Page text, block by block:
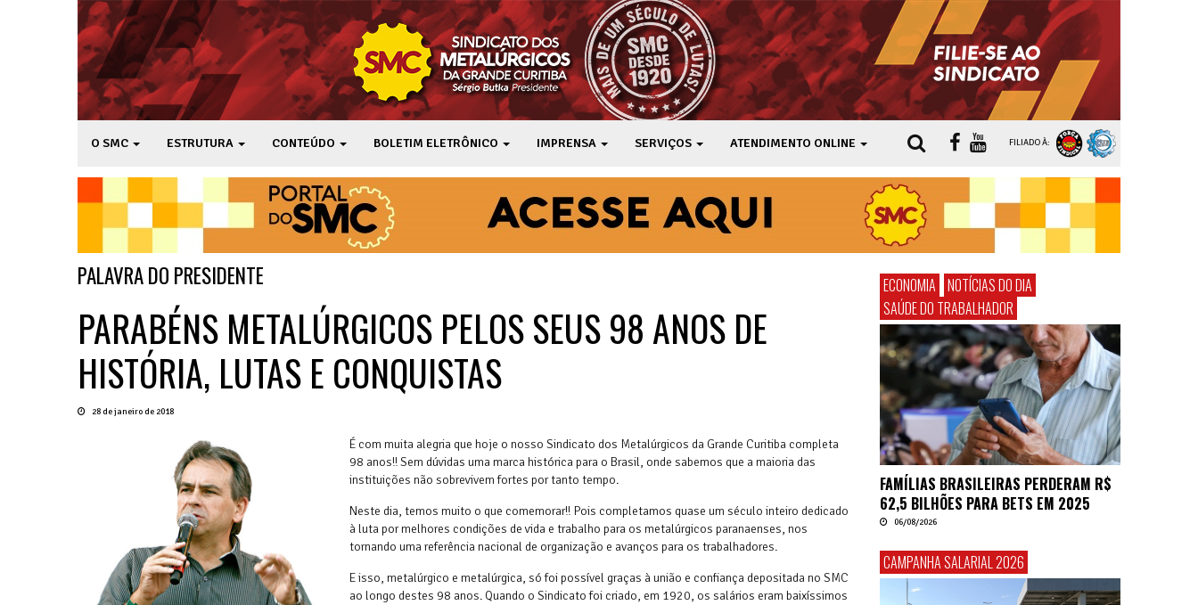
O SMC ESTRUTURA CONTEÚDO BOLETIM ELETRÔNICO IMPRENSA SERVIÇOS ATENDIMENTO ONLINE FILIADO À:
PALAVRA DO PRESIDENTE
PARABÉNS METALÚRGICOS PELOS SEUS 98 ANOS DE
HISTÓRIA, LUTAS E CONQUISTAS
28 de janeiro de 2018
É com muita alegria que hoje o nosso Sindicato dos Metalúrgicos da Grande Curitiba completa
98 anos!! Sem dúvidas uma marca histórica para o Brasil, onde sabemos que a maioria das
instituições não sobrevivem fortes por tanto tempo.
Neste dia, temos muito o que comemorar!! Pois completamos quase um século inteiro dedicado
à luta por melhores condições de vida e trabalho para os metalúrgicos paranaenses, nos
tornando uma referência nacional de organização e avanços para os trabalhadores.
E isso, metalúrgico e metalúrgica, só foi possível graças à união e confiança depositada no SMC
ao longo destes 98 anos. Quando o Sindicato foi criado, em 1920, os salários eram baixíssimos
ECONOMIA NOTÍCIAS DO DIA
SAÚDE DO TRABALHADOR
FAMÍLIAS BRASILEIRAS PERDERAM R$
62,5 BILHÕES PARA BETS EM 2025
06/08/2026
CAMPANHA SALARIAL 2026